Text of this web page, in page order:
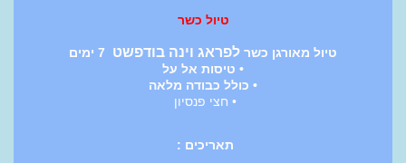
טיול כשר
טיול מאורגן כשר לפראג וינה בודפשט
• טיסות אל על
• כולל כבודה מלאה
• חצי פנסיון
תאריכים :